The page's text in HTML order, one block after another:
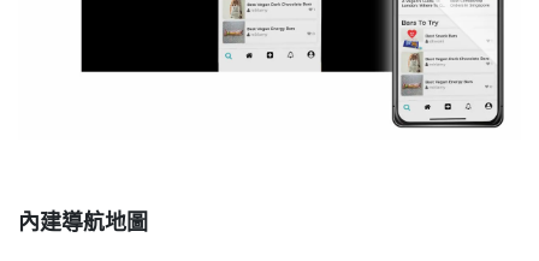
內建導航地圖